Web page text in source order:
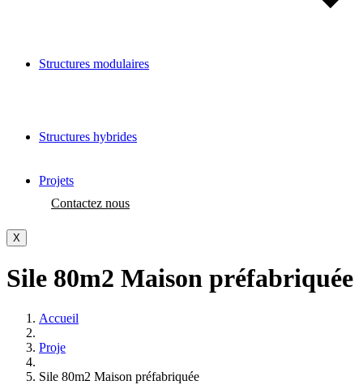
Structures modulaires
Structures hybrides
Projets
Contactez nous
X
Sile 80m2 Maison préfabriquée
Accueil
Proje
Sile 80m2 Maison préfabriquée